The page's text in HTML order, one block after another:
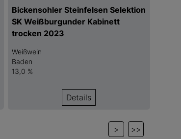
Bickensohler Steinfelsen Selektion
SK Weißburgunder Kabinett
trocken 2023
Weißwein
Baden
13,0 %
Details
> >>